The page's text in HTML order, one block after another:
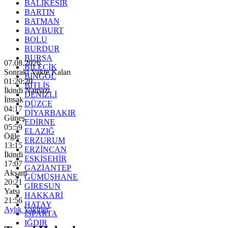
BALIKESİR
BARTIN
BATMAN
BAYBURT
BOLU
BURDUR
BURSA
BİLECİK
BİNGÖL
BİTLİS
DENİZLİ
DÜZCE
DİYARBAKIR
EDİRNE
ELAZIĞ
ERZURUM
ERZİNCAN
ESKİŞEHİR
GAZİANTEP
GÜMÜŞHANE
GİRESUN
HAKKARİ
HATAY
ISPARTA
IĞDIR
07.08.2026
Sonraki Vakte Kalan
01:20:18
İkindi Namazı
İmsak
04:17
Güneş
05:59
Öğle
13:15
İkindi
17:07
Akşam
20:21
Yatsı
21:56
Aylık Vakitler